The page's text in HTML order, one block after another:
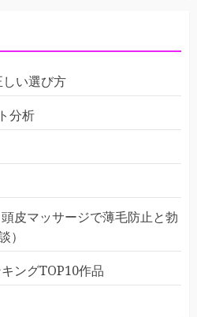
い選び方
分析
皮マッサージで薄毛防止と勃
）
ングTOP10作品